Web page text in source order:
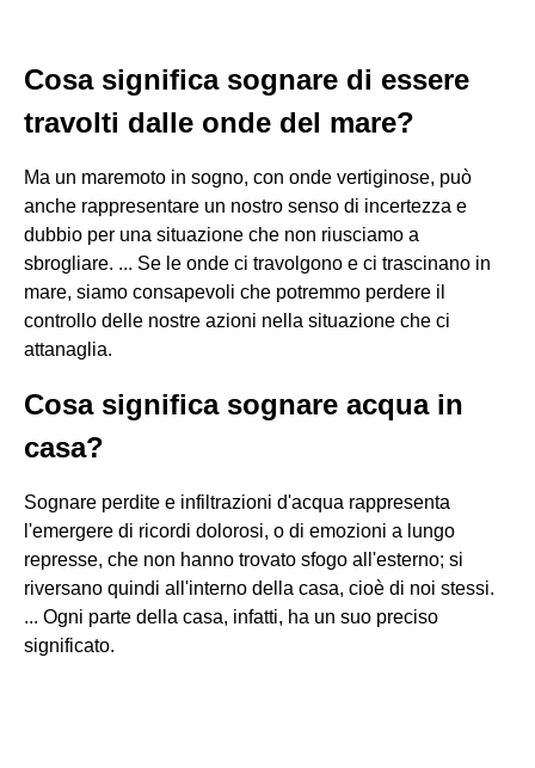
Cosa significa sognare di essere
travolti dalle onde del mare?
Ma un maremoto in sogno, con onde vertiginose, può
anche rappresentare un nostro senso di incertezza e
dubbio per una situazione che non riusciamo a
sbrogliare. ... Se le onde ci travolgono e ci trascinano in
mare, siamo consapevoli che potremmo perdere il
controllo delle nostre azioni nella situazione che ci
attanaglia.
Cosa significa sognare acqua in
casa?
Sognare perdite e infiltrazioni d'acqua rappresenta
l'emergere di ricordi dolorosi, o di emozioni a lungo
represse, che non hanno trovato sfogo all'esterno; si
riversano quindi all'interno della casa, cioè di noi stessi.
... Ogni parte della casa, infatti, ha un suo preciso
significato.